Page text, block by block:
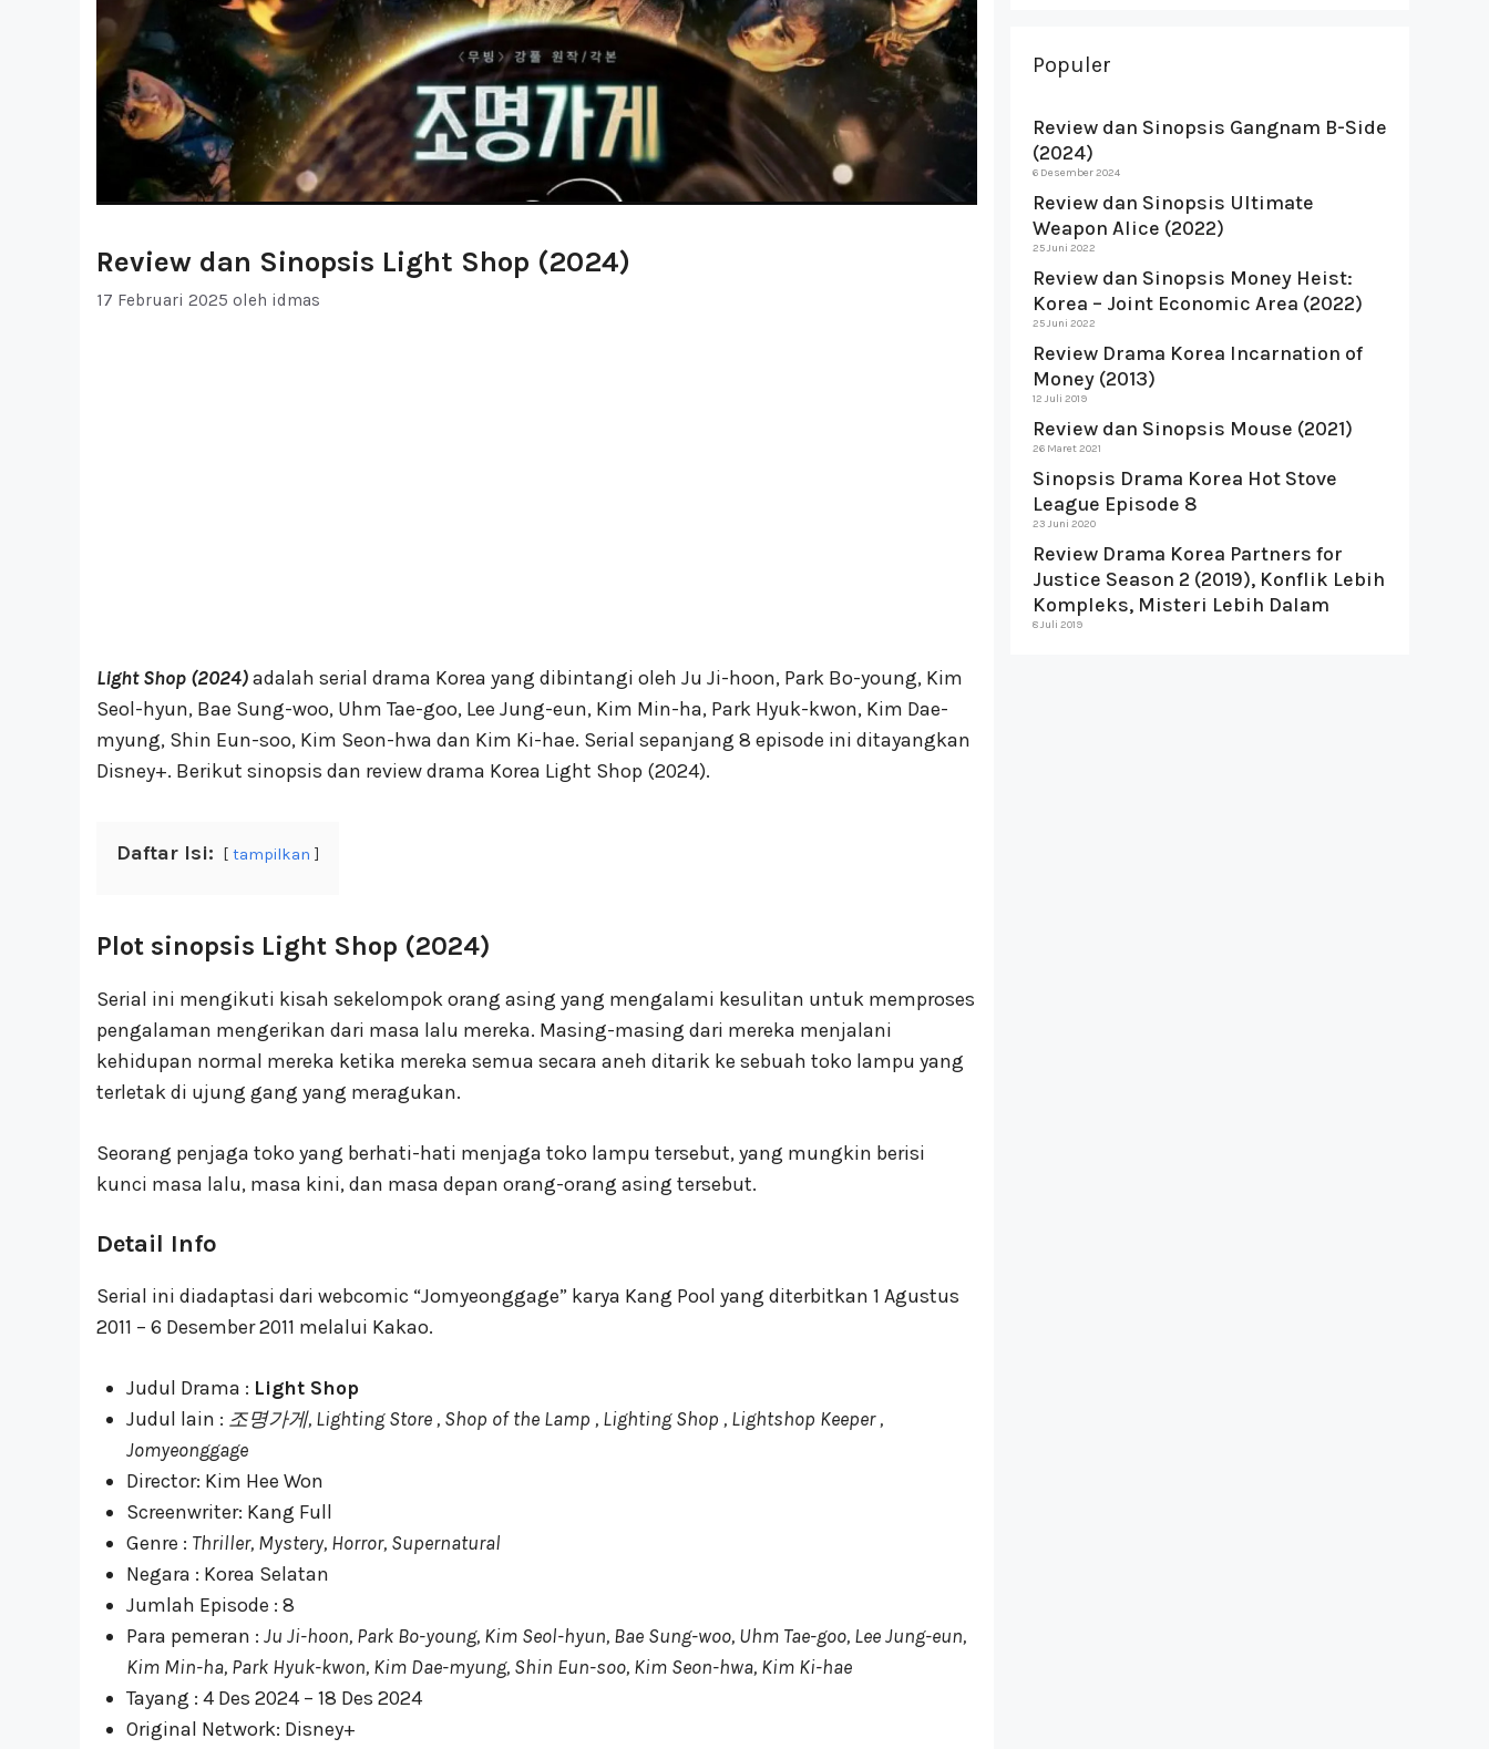
Review dan Sinopsis Light Shop (2024)
17 Februari 2025 oleh idmas
Light Shop (2024)adalah serial drama Korea yang dibintangi oleh Ju Ji-hoon, Park Bo-young, Kim
Seol-hyun, Bae Sung-woo, Uhm Tae-goo, Lee Jung-eun, Kim Min-ha, Park Hyuk-kwon, Kim Dae-
myung, Shin Eun-soo, Kim Seon-hwa dan Kim Ki-hae. Serial sepanjang 8 episode ini ditayangkan
Disney+. Berikut sinopsis dan review drama Korea Light Shop (2024).
Daftar Isi: tampilkan
Plot sinopsis Light Shop (2024)
Serial ini mengikuti kisah sekelompok orang asing yang mengalami kesulitan untuk memproses
pengalaman mengerikan dari masa lalu mereka. Masing-masing dari mereka menjalani
kehidupan normal mereka ketika mereka semua secara aneh ditarik ke sebuah toko lampu yang
terletak di ujung gang yang meragukan.
Seorang penjaga toko yang berhati-hati menjaga toko lampu tersebut, yang mungkin berisi
kunci masa lalu, masa kini, dan masa depan orang-orang asing tersebut.
Detail Info
Serial ini diadaptasi dari webcomic “Jomyeonggage” karya Kang Pool yang diterbitkan 1 Agustus
2011 – 6 Desember 2011 melalui Kakao.
Judul Drama : Light Shop
Judul lain : 조명가게, Lighting Store , Shop of the Lamp , Lighting Shop , Lightshop Keeper ,
Jomyeonggage
Director: Kim Hee Won
Screenwriter: Kang Full
Genre : Thriller, Mystery, Horror, Supernatural
Negara : Korea Selatan
Jumlah Episode : 8
Para pemeran : Ju Ji-hoon, Park Bo-young, Kim Seol-hyun, Bae Sung-woo, Uhm Tae-goo, Lee Jung-eun,
Kim Min-ha, Park Hyuk-kwon, Kim Dae-myung, Shin Eun-soo, Kim Seon-hwa, Kim Ki-hae
Tayang : 4 Des 2024 – 18 Des 2024
Original Network: Disney+
Populer
Review dan Sinopsis Gangnam B-Side
(2024)
6 Desember 2024
Review dan Sinopsis Ultimate
Weapon Alice (2022)
25 Juni 2022
Review dan Sinopsis Money Heist:
Korea – Joint Economic Area (2022)
25 Juni 2022
Review Drama Korea Incarnation of
Money (2013)
12 Juli 2019
Review dan Sinopsis Mouse (2021)
26 Maret 2021
Sinopsis Drama Korea Hot Stove
League Episode 8
23 Juni 2020
Review Drama Korea Partners for
Justice Season 2 (2019), Konflik Lebih
Kompleks, Misteri Lebih Dalam
8 Juli 2019